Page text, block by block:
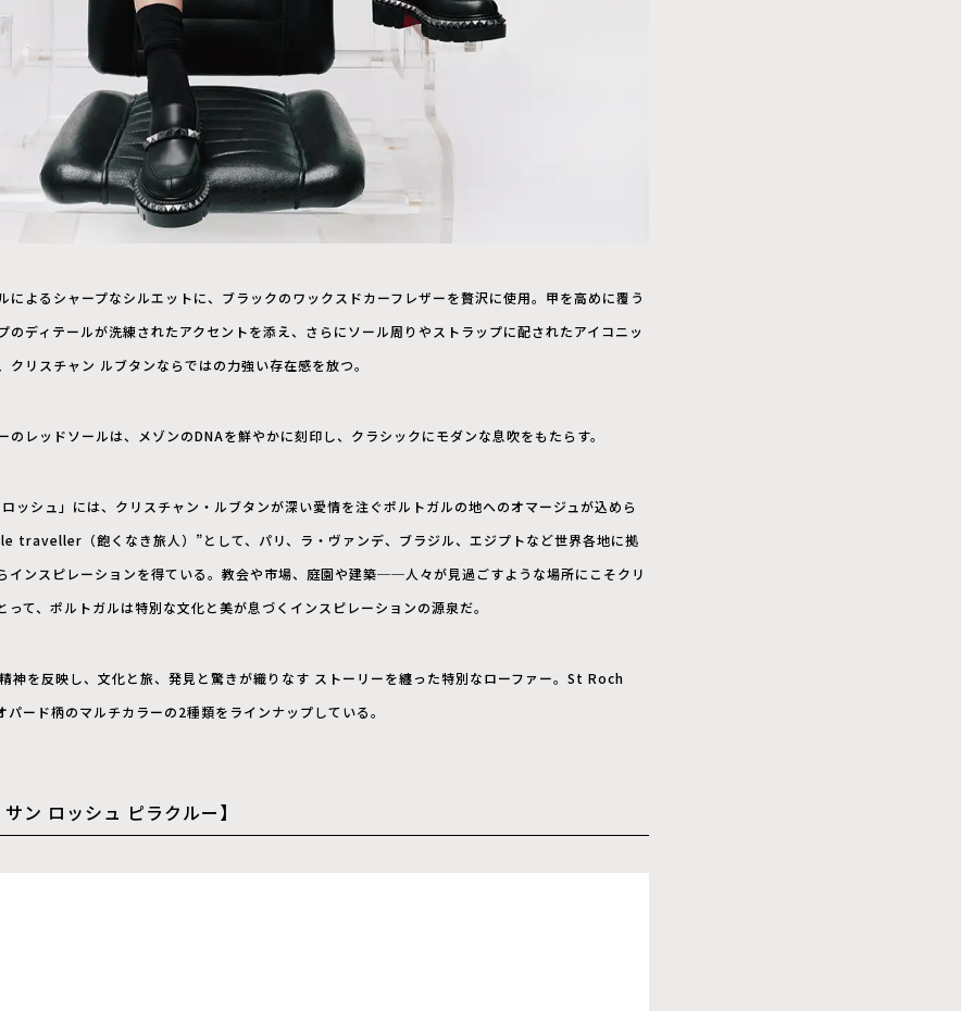
によるシャープなシルエットに、ブラックのワックスドカーフレザーを贅沢に使用。甲を高めに覆う
のディテールが洗練されたアクセントを添え、さらにソール周りやストラップに配されたアイコニッ
クリスチャン ルブタンならではの力強い存在感を放つ。
のレッドソールは、メゾンのDNAを鮮やかに刻印し、クラシックにモダンな息吹をもたらす。
ッシュ」には、クリスチャン・ルブタンが深い愛情を注ぐポルトガルの地へのオマージュが込めら
traveller（飽くなき旅人）”として、パリ、ラ・ヴァンデ、ブラジル、エジプトなど世界各地に拠
インスピレーションを得ている。教会や市場、庭園や建築──人々が見過ごすような場所にこそクリ
て、ポルトガルは特別な文化と美が息づくインスピレーションの源泉だ。
を反映し、文化と旅、発見と驚きが織りなす ストーリーを纏った特別なローファー。St Roch
ード柄のマルチカラーの2種類をラインナップしている。
ン ロッシュ ピラクルー】